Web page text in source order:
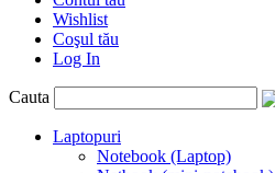
Wishlist
Coşul tău
Log In
Cauta
Laptopuri
Notebook (Laptop)